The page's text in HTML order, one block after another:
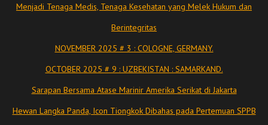
Menjadi Tenaga Medis, Tenaga Kesehatan yang Melek Hukum dan
Berintegritas
NOVEMBER 2025 # 3 : COLOGNE, GERMANY.
OCTOBER 2025 # 9 : UZBEKISTAN : SAMARKAND.
Sarapan Bersama Atase Marinir Amerika Serikat di Jakarta
Hewan Langka Panda, Icon Tiongkok Dibahas pada Pertemuan SPPB